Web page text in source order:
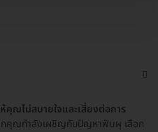
ณไม่สบายใจและเสี่ยงต่อการ
กคุณกำลังเผชิญกับปัญหาฟันผุ เลือก